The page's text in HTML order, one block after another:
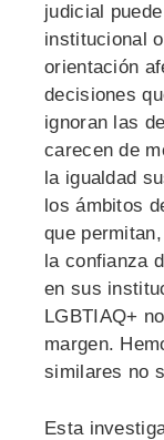
judicial
institucional
orientación
decisiones
ignoran las
carecen de
la igualdad
los ámbitos
que
la confianza
en sus
LGBTIAQ+
margen.
similares no
Esta